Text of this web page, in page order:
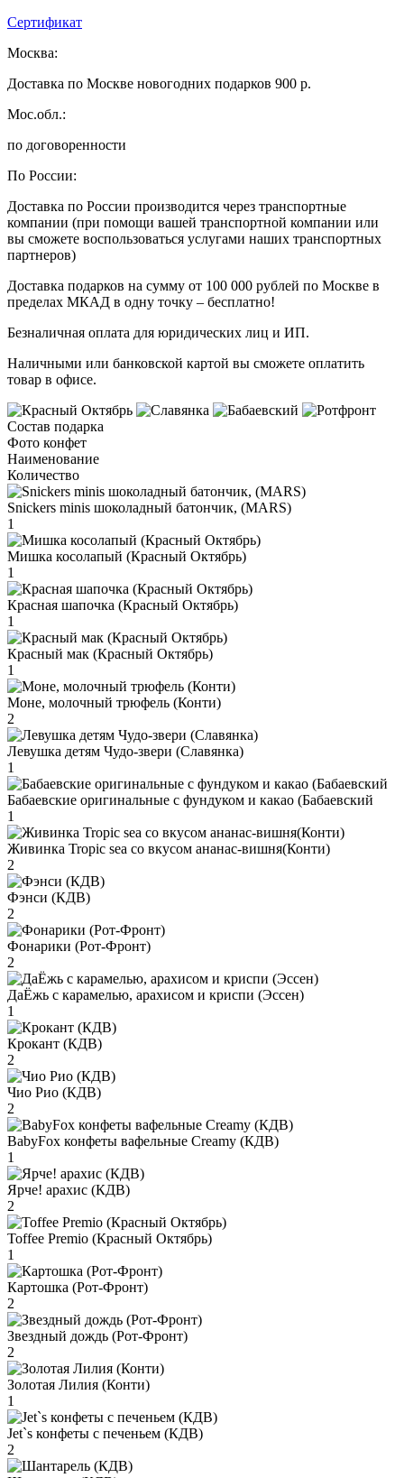
Сертификат
Москва:
Доставка по Москве новогодних подарков 900 р.
Мос.обл.:
по договоренности
По России:
Доставка по России производится через транспортные
компании (при помощи вашей транспортной компании или
вы сможете воспользоваться услугами наших транспортных
партнеров)
Доставка подарков на сумму от 100 000 рублей по Москве в
пределах МКАД в одну точку – бесплатно!
Безналичная оплата для юридических лиц и ИП.
Наличными или банковской картой вы сможете оплатить
товар в офисе.
Состав подарка
Фото конфет
Наименование
Количество
Snickers minis шоколадный батончик, (MARS)
1
Мишка косолапый (Красный Октябрь)
1
Красная шапочка (Красный Октябрь)
1
Красный мак (Красный Октябрь)
1
Моне, молочный трюфель (Конти)
2
Левушка детям Чудо-звери (Славянка)
1
Бабаевские оригинальные с фундуком и какао (Бабаевский
1
Живинка Tropic sea со вкусом ананас-вишня(Конти)
2
Фэнси (КДВ)
2
Фонарики (Рот-Фронт)
2
ДаЁжь с карамелью, арахисом и криспи (Эссен)
1
Крокант (КДВ)
2
Чио Рио (КДВ)
2
BabyFox конфеты вафельные Creamy (КДВ)
1
Ярче! арахис (КДВ)
2
Toffee Premio (Красный Октябрь)
1
Картошка (Рот-Фронт)
2
Звездный дождь (Рот-Фронт)
2
Золотая Лилия (Конти)
1
Jet`s конфеты с печеньем (КДВ)
2